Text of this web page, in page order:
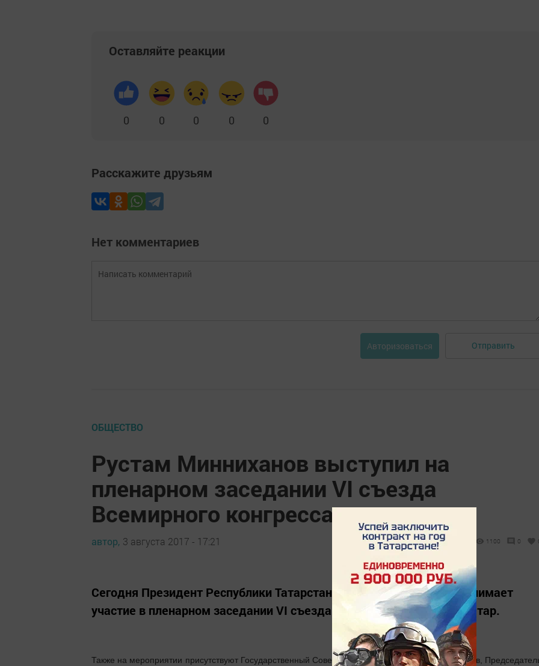
Оставляйте реакции
0 0 0 0 0
Расскажите друзьям
Нет комментариев
Авторизоваться Отправить
ОБЩЕСТВО
Рустам Минниханов выступил на
пленарном заседании VI съезда
Всемирного конгресса татар
автор, 3 августа 2017 - 17:21 1100 0
Сегодня Президент Республики Татарстан Рустам Минниханов принимает
участие в пленарном заседании VI съезда Всемирного конгресса татар.
Также на мероприятии присутствуют Государственный Советник Татарстана Минтимер Шаймиев,